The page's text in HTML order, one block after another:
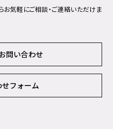
お気軽にご相談・ご連絡いただけま
問い合わせ
フォーム